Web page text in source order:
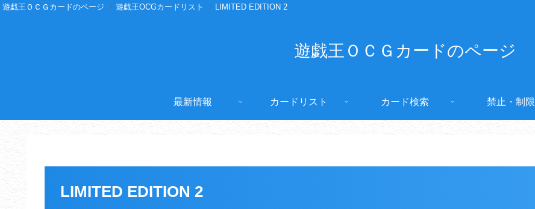
遊戯王ＯＣＧカードのページ 遊戯王OCGカードリスト LIMITED EDITION 2
遊戯王ＯＣＧカードのページ
最新情報 カードリスト カード検索 禁止・制限
LIMITED EDITION 2